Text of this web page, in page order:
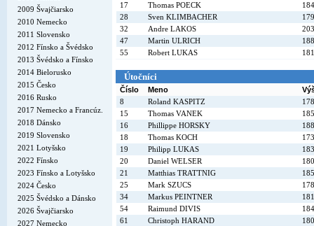
2009 Švajčiarsko
2010 Nemecko
2011 Slovensko
2012 Fínsko a Švédsko
2013 Švédsko a Fínsko
2014 Bielorusko
2015 Česko
2016 Rusko
2017 Nemecko a Francúz.
2018 Dánsko
2019 Slovensko
2021 Lotyšsko
2022 Fínsko
2023 Fínsko a Lotyšsko
2024 Česko
2025 Švédsko a Dánsko
2026 Švajčiarsko
2027 Nemecko
17
Thomas POECK
184
28
Sven KLIMBACHER
179
32
Andre LAKOS
203
47
Martin ULRICH
188
55
Robert LUKAS 181
Útočníci
Číslo Meno
8
Roland KASPITZ
178
15
Thomas VANEK
185
16
Phillippe HORSKY
188
18
Thomas KOCH
173
19
Philipp LUKAS
183
20
Daniel WELSER
180
21
Matthias TRATTNIG
185
25
Mark SZUCS
178
34
Markus PEINTNER
181
54
Raimund DIVIS
184
61
Christoph HARAND
180